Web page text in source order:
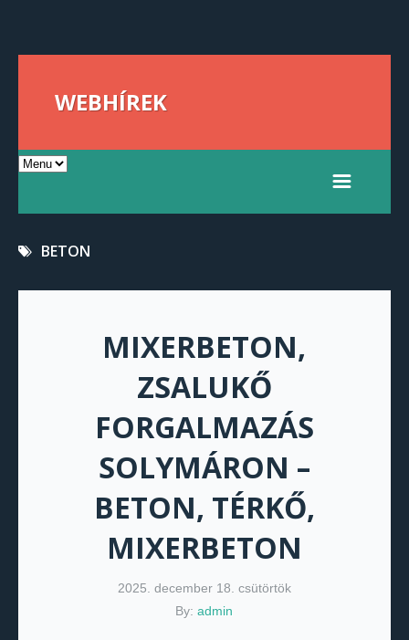
WEBHÍREK
BETON
MIXERBETON,
ZSALUKŐ
FORGALMAZÁS
SOLYMÁRON –
BETON, TÉRKŐ,
MIXERBETON
2025. december 18. csütörtök
By:admin